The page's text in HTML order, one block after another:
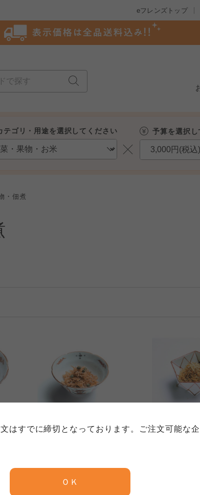
はすでに締切となっております。ご注文可能な企
ＯＫ
eフレンズトップ
テゴリ・用途を選択してください 予算を選択
・佃煮
<京都>わらびの里 <京都>わらびの里
利用規約・ご利用規程）に
、コープきんき事業連合が運営しています。ご
い。なお、クチコミ投稿については、利用約款
情報保護方針について
人情報保護方針」にもどづいて、コープ事業連
保護方針」については各生協のボタンをクリッ
ならコープ
引法に基づく表記について
」については各生協のボタンをクリックしてご